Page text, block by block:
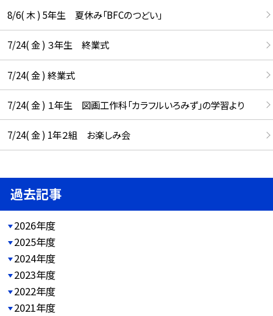
8/6( 木 ) 5年生 夏休み「BFCのつどい」
7/24( 金 ) ３年生 終業式
7/24( 金 ) 終業式
7/24( 金 ) １年生 図画工作科「カラフルいろみず」の学習より
7/24( 金 ) 1年２組 お楽しみ会
過去記事
2026年度
2025年度
2024年度
2023年度
2022年度
2021年度